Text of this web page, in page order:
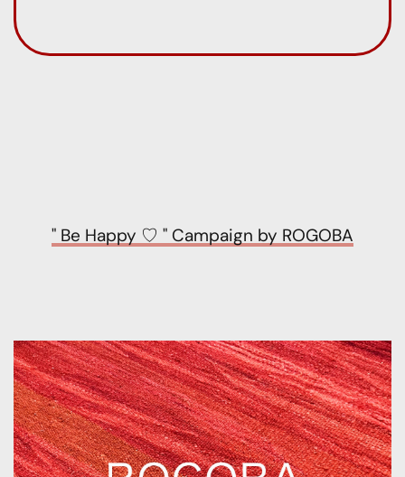
" Be Happy ♡ " Campaign by ROGOBA